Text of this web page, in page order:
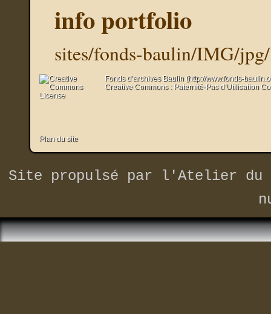
info portfolio
sites/fonds-baulin/IMG/
Fonds d’archives Baulin (http://www.fonds-
Creative Commons : Paternité-Pas d’Utilisation
Plan du site
Site propulsé par
l'Atelier du